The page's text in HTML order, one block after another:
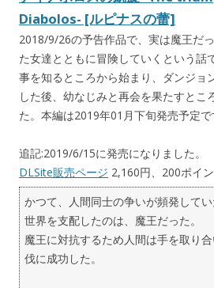
Diabolos- [ルピナスの蕾]
2018/9/26の予告作品で、実は魔王だ
た女達とともに冒険していくという話
事を知るところから始まり、ダンジョ
した後、幼なじみと再会を果たすとこ
た。本編は2019年01月下旬発売予定で
追記:2019/6/15に発売になりました。
DLSite販売ページ 2,160円、200ポイ
かつて、人間同士の争いが頻発してい
世界を支配したのは、魔王だった。
魔王に対抗するため人間は手を取り
伐に成功した。